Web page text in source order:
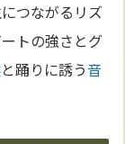
つながるリズ
トの強さとグ
と踊りに誘う音